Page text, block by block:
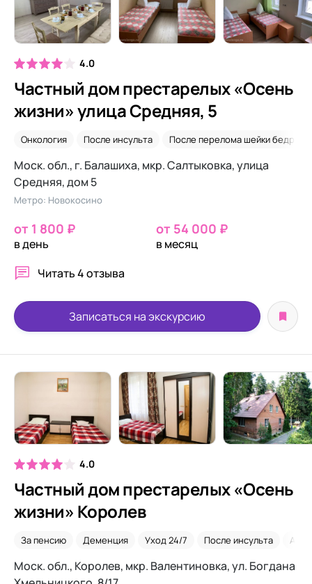
4.0
Частный дом престарелых «Осень
жизни» улица Средняя, 5
Онкология После инсульта После перелома шейки бедра
Моск. обл., г. Балашиха, мкр. Салтыковка, улица
Средняя, дом 5
Метро: Новокосино
от 1 800 ₽
в день
от 54 000 ₽
в месяц
Читать4 отзыва
Записаться на экскурсию
4.0
Частный дом престарелых «Осень
жизни» Королев
За пенсию Деменция Уход 24/7 После инсульта
Моск. обл., Королев, мкр. Валентиновка, ул. Богдана